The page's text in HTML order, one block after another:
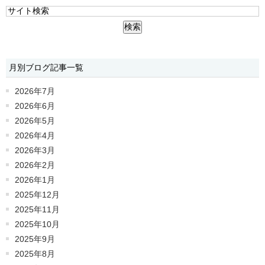
月別ブログ記事一覧
2026年7月
2026年6月
2026年5月
2026年4月
2026年3月
2026年2月
2026年1月
2025年12月
2025年11月
2025年10月
2025年9月
2025年8月